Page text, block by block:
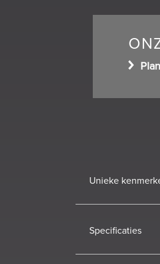
Unieke
Specificaties